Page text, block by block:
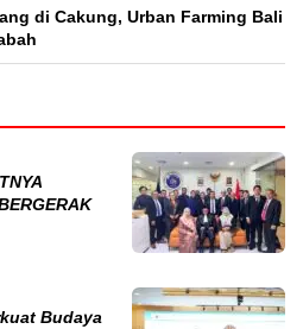
di Cakung, Urban Farming Bali
Budaya